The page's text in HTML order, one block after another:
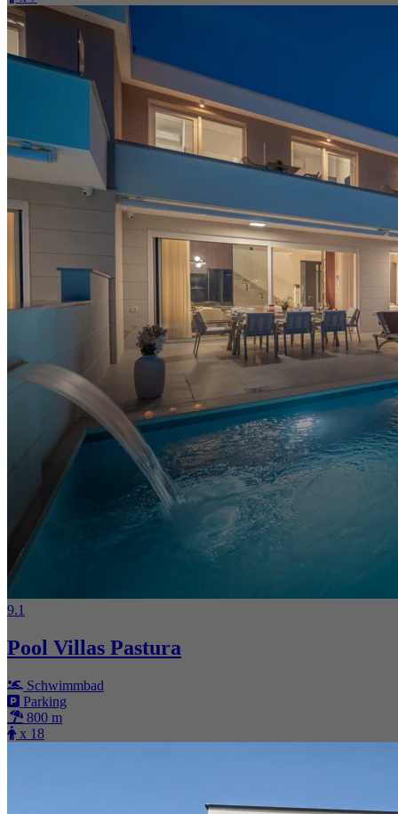
9.1
Pool Villas Pastura
Schwimmbad
Parking
800 m
x 18